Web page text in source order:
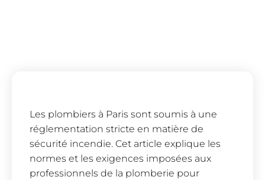
Les plombiers à Paris sont soumis à une
réglementation stricte en matière de
sécurité incendie. Cet article explique les
normes et les exigences imposées aux
professionnels de la plomberie pour